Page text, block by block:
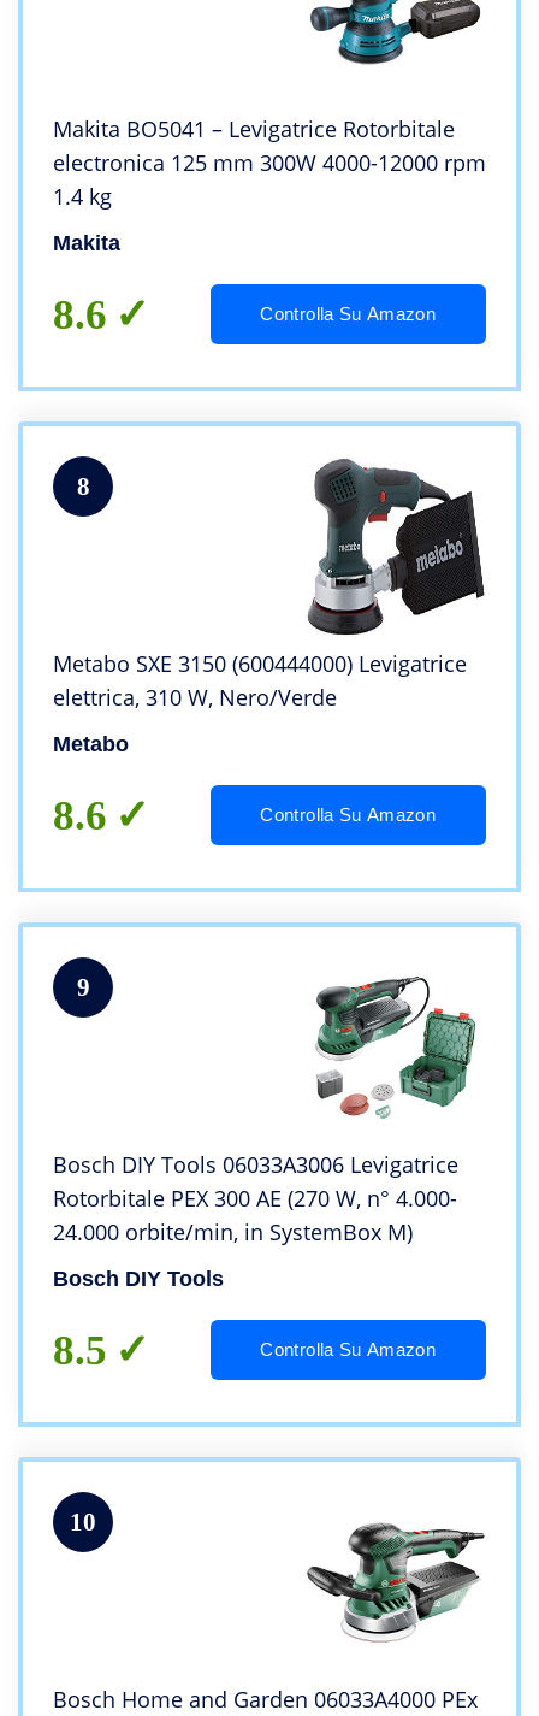
Makita BO5041 – Levigatrice Rotorbitale
electronica 125 mm 300W 4000-12000 rpm
1.4 kg
Makita
8.6 Controlla Su Amazon
8
Metabo SXE 3150 (600444000) Levigatrice
elettrica, 310 W, Nero/Verde
Metabo
8.6 Controlla Su Amazon
9
Bosch DIY Tools 06033A3006 Levigatrice
Rotorbitale PEX 300 AE (270 W, n° 4.000-
24.000 orbite/min, in SystemBox M)
Bosch DIY Tools
8.5 Controlla Su Amazon
10
Bosch Home and Garden 06033A4000 PEx